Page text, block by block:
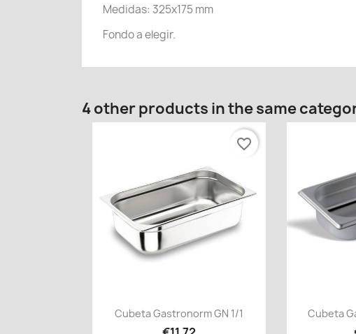
Medidas: 325x175 mm
Fondo a elegir.
4 other products in the same
Quick view
Cubeta Gastronorm GN 1/1
favorite_border

Cubeta